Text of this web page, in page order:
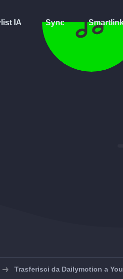
IA Sync
Trasferisci da Dailymotion a